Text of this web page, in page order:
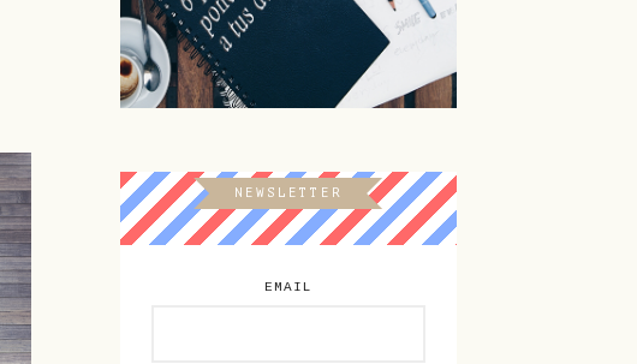
NEWSLETTER
EMAIL